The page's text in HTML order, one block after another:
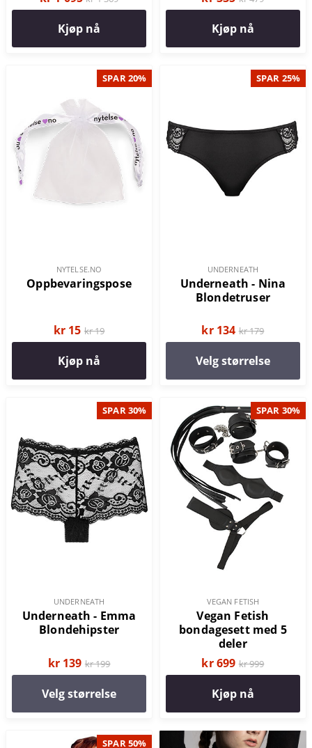
Kjøp nå Kjøp nå
SPAR 20%
NYTELSE.NO
Oppbevaringspose
kr 15 kr 19
Kjøp nå
SPAR 25%
UNDERNEATH
Underneath - Nina
Blondetruser
kr 134 kr 179
Velg størrelse
SPAR 30%
UNDERNEATH
Underneath - Emma
Blondehipster
kr 139 kr 199
Velg størrelse
SPAR 30%
VEGAN FETISH
Vegan Fetish
bondagesett med 5
deler
kr 699 kr 999
Kjøp nå
SPAR 50%